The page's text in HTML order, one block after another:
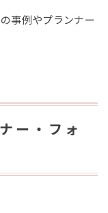
事例やプランナー
ー・フォ